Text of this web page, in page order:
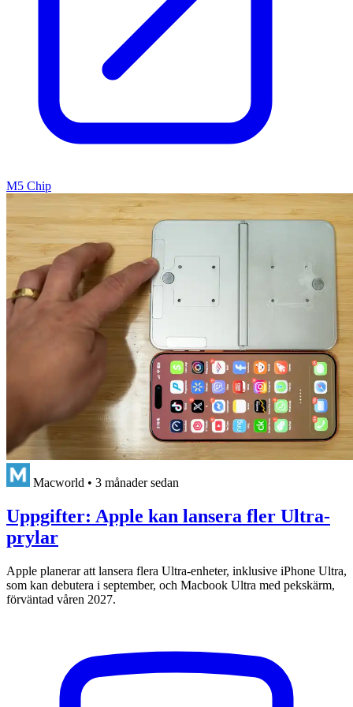
M5 Chip
Macworld • 3 månader sedan
Uppgifter: Apple kan lansera fler Ultra-
prylar
Apple planerar att lansera flera Ultra-enheter, inklusive iPhone Ultra,
som kan debutera i september, och Macbook Ultra med pekskärm,
förväntad våren 2027.